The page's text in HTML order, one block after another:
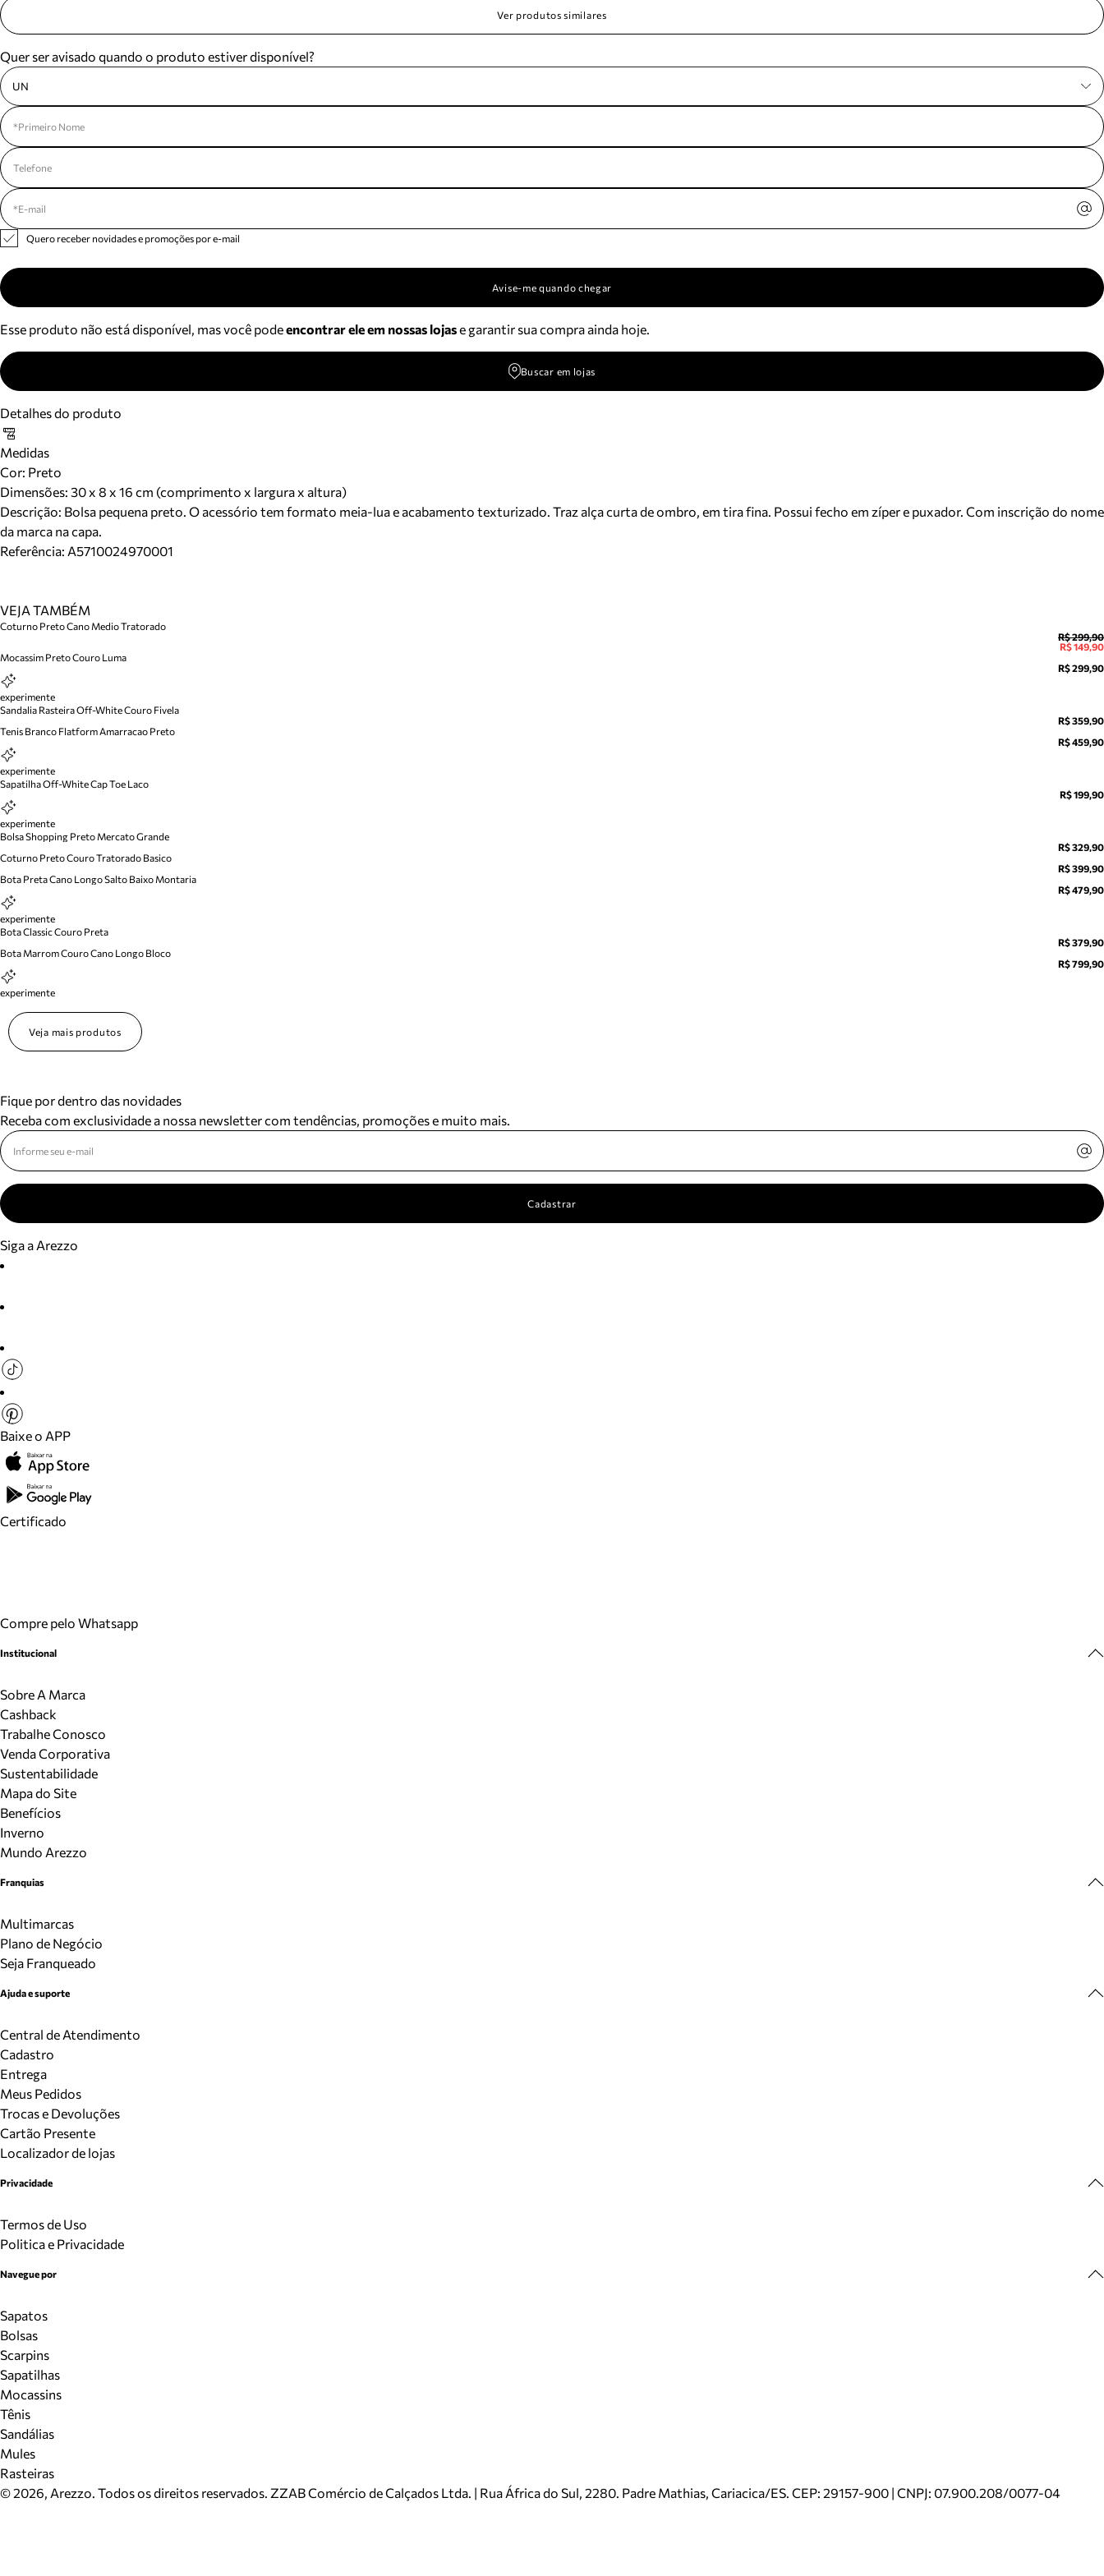
devoluções e
seus pedidos e
Ver produtos similares
Quer ser avisado quando o produto estiver disponível?
UN
Quero receber novidades e promoções por e-mail
Avise-me quando chegar
Esse produto não está disponível, mas você podeencontrar ele em nossas lojase garantir sua compra ainda hoje.
Buscar em lojas
Detalhes do produto
Medidas
Cor: Preto
Dimensões: 30 x 8 x 16 cm (comprimento x largura x altura)
Descrição: Bolsa pequena preto. O acessório tem formato meia-lua e acabamento texturizado. Traz alça curta de ombro, em tira fina. Possui fecho em zíper e puxador. Com inscrição do nome
da marca na capa.
Referência: A5710024970001
VEJA TAMBÉM
Coturno Preto Cano Medio Tratorado
R$ 299,90
R$ 149,90
Mocassim Preto Couro Luma
R$ 299,90
experimente
Sandalia Rasteira Off-White Couro Fivela
R$ 359,90
Tenis Branco Flatform Amarracao Preto
R$ 459,90
experimente
Sapatilha Off-White Cap Toe Laco
R$ 199,90
experimente
Bolsa Shopping Preto Mercato Grande
R$ 329,90
Coturno Preto Couro Tratorado Basico
R$ 399,90
Bota Preta Cano Longo Salto Baixo Montaria
R$ 479,90
experimente
Bota Classic Couro Preta
R$ 379,90
Bota Marrom Couro Cano Longo Bloco
R$ 799,90
experimente
Veja mais produtos
Fique por dentro das novidades
Receba com exclusividade a nossa newsletter com tendências, promoções e muito mais.
Cadastrar
Siga a Arezzo
Baixe o APP
Certificado
Compre pelo Whatsapp
Institucional
Sobre A Marca
Cashback
Trabalhe Conosco
Venda Corporativa
Sustentabilidade
Mapa do Site
Benefícios
Inverno
Mundo Arezzo
Franquias
Multimarcas
Plano de Negócio
Seja Franqueado
Ajuda e suporte
Central de Atendimento
Cadastro
Entrega
Meus Pedidos
Trocas e Devoluções
Cartão Presente
Localizador de lojas
Privacidade
Termos de Uso
Politica e Privacidade
Navegue por
Sapatos
Bolsas
Scarpins
Sapatilhas
Mocassins
Tênis
Sandálias
Mules
Rasteiras
©2026, Arezzo. Todos os direitos reservados. ZZAB Comércio de Calçados Ltda. | Rua África do Sul, 2280. Padre Mathias, Cariacica/ES. CEP: 29157-900 | CNPJ: 07.900.208/0077-04